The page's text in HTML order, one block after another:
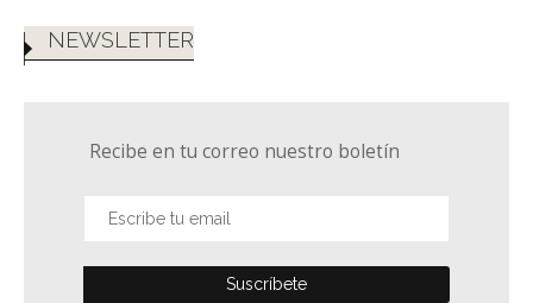
NEWSLETTER
Recibe en tu correo nuestro boletín